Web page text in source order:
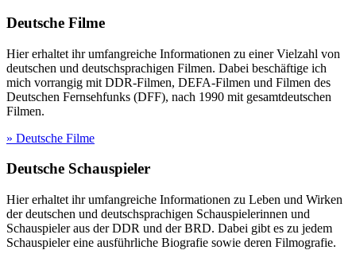
Deutsche Filme
Hier erhaltet ihr umfangreiche Informationen zu einer Vielzahl von
deutschen und deutschsprachigen Filmen. Dabei beschäftige ich
mich vorrangig mit DDR-Filmen, DEFA-Filmen und Filmen des
Deutschen Fernsehfunks (DFF), nach 1990 mit gesamtdeutschen
Filmen.
» Deutsche Filme
Deutsche Schauspieler
Hier erhaltet ihr umfangreiche Informationen zu Leben und Wirken
der deutschen und deutschsprachigen Schauspielerinnen und
Schauspieler aus der DDR und der BRD. Dabei gibt es zu jedem
Schauspieler eine ausführliche Biografie sowie deren Filmografie.